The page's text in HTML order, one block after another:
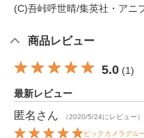
(C)吾峠呼世晴/集英社・アニ
商品レビュー
5.0 (1)
最新レビュー
匿名 さん （2020/5/24にレビュー）
ビックカメラグル